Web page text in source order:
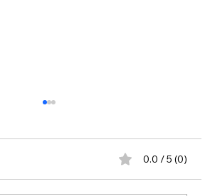
0.0 / 5 (0)